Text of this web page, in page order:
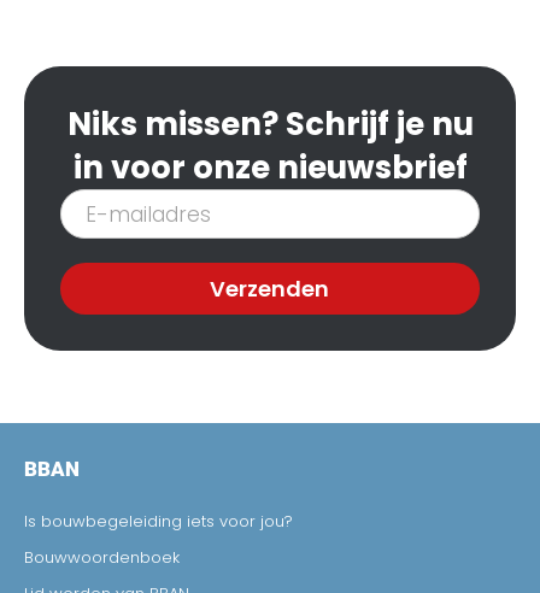
Niks missen? Schrijf je nu
in voor onze nieuwsbrief
Inschrijven
nieuwsbrief
Verzenden
BBAN
Is bouwbegeleiding iets voor jou?
Bouwwoordenboek